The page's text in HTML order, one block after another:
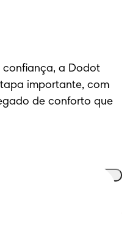
a Dodot
importante, com
de conforto que